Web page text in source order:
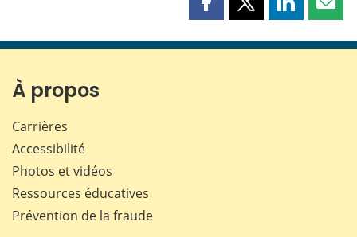
Partager
page
Partager
page
Partager
page page
À propos
Carrières
Accessibilité
Photos et vidéos
Ressources éducatives
Prévention de la fraude